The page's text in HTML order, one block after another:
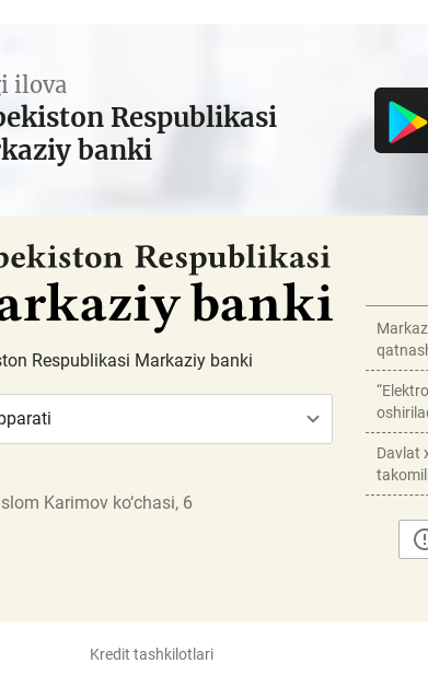
ilova
Respublikasi
banki
Respublikasi Markaziy banki
Karimov ko‘chasi, 6
Davlat
Kredit tashkilotlari